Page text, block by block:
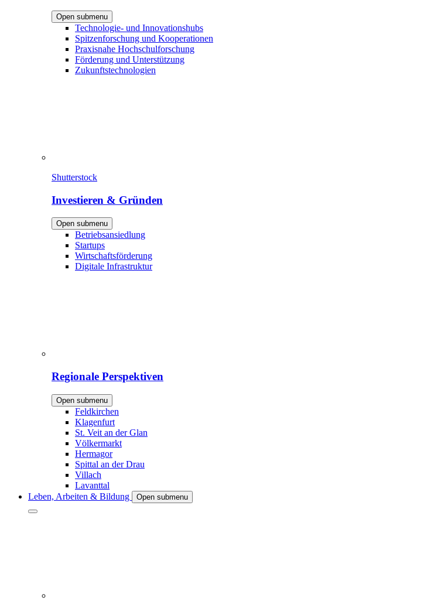
Open submenu
Technologie- und Innovationshubs
Spitzenforschung und Kooperationen
Praxisnahe Hochschulforschung
Förderung und Unterstützung
Zukunftstechnologien
Shutterstock
Investieren & Gründen
Open submenu
Betriebsansiedlung
Startups
Wirtschaftsförderung
Digitale Infrastruktur
Regionale Perspektiven
Open submenu
Feldkirchen
Klagenfurt
St. Veit an der Glan
Völkermarkt
Hermagor
Spittal an der Drau
Villach
Lavanttal
Leben, Arbeiten & Bildung
Open submenu